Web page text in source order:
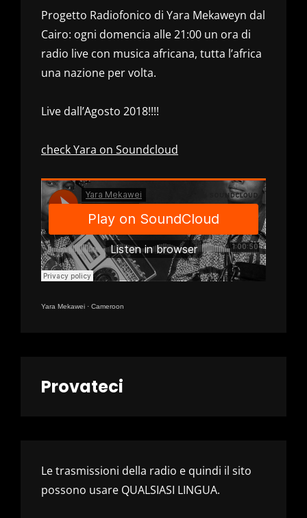
Progetto Radiofonico di Yara Mekaweyn dal
Cairo: ogni domencia alle 21:00 un ora di
radio live con musica africana, tutta l’africa
una nazione per volta.
Live dall’Agosto 2018!!!!
check Yara on Soundcloud
Yara Mekawei · Cameroon
Provateci
Le trasmissioni della radio e quindi il sito
possono usare QUALSIASI LINGUA.